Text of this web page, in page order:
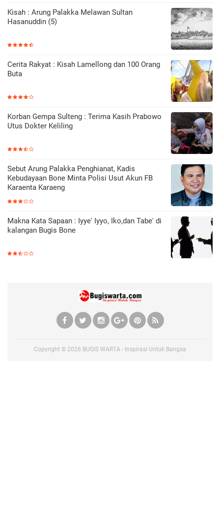
Kisah : Arung Palakka Melawan Sultan
Hasanuddin (5)
Cerita Rakyat : Kisah Lamellong dan 100 Orang
Buta
Korban Gempa Sulteng : Terima Kasih Prabowo
Utus Dokter Keliling
Sebut Arung Palakka Penghianat, Kadis
Kebudayaan Bone Minta Polisi Usut Akun FB
Karaenta Karaeng
Makna Kata Sapaan : Iyye' Iyyo, Iko,dan Tabe' di
kalangan Bugis Bone
Copyright © 2026 BUGIS WARTA - Inspirasi Untuk Bangsa